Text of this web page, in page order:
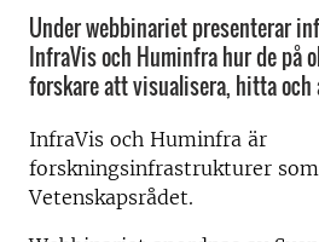
Under webbinariet presenterar
InfraVis och Huminfra hur de på
forskare att visualisera, hitta och
InfraVis och Huminfra är
forskningsinfrastrukturer
Vetenskapsrådet.